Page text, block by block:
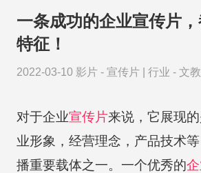
一条成功的企业宣传片
特征！
2022-03-10 影片 - 宣传片 行业 - 文
对于企业宣传片来说，它展现
业形象，经营理念，产品技术
播重要载体之一。一个优秀的